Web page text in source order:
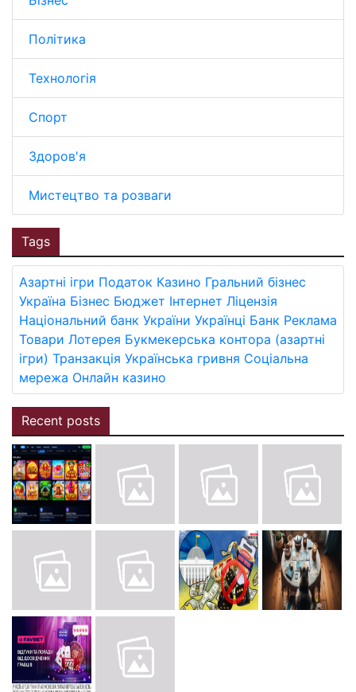
Політика
Технологія
Спорт
Здоров'я
Мистецтво та розваги
Tags
Азартні ігри Податок Казино Гральний бізнес
Україна Бізнес Бюджет Інтернет Ліцензія
Національний банк України Українці Банк Реклама
Товари Лотерея Букмекерська контора (азартні
ігри) Транзакція Українська гривня Соціальна
мережа Онлайн казино
Recent posts